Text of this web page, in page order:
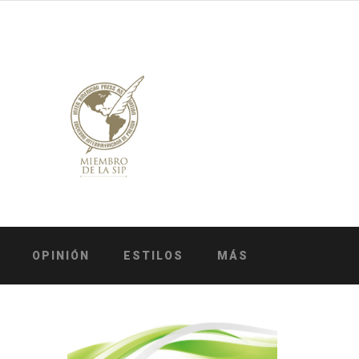
OPINIÓN ESTILOS MÁS